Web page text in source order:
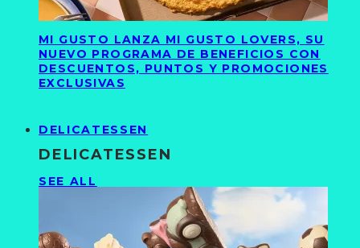
MI GUSTO LANZA MI GUSTO LOVERS, SU
NUEVO PROGRAMA DE BENEFICIOS CON
DESCUENTOS, PUNTOS Y PROMOCIONES
EXCLUSIVAS
DELICATESSEN
DELICATESSEN
SEE ALL